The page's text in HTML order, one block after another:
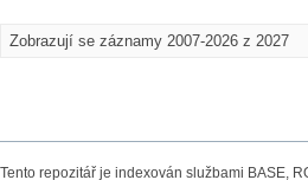
Zobrazují se záznamy 2007-2026 z 2027
Tento repozitář je indexován službami BASE,